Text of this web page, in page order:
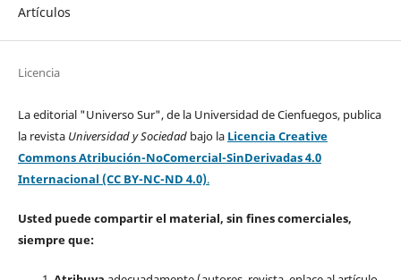
Artículos
Licencia
La editorial "Universo Sur", de la Universidad de Cienfuegos, publica
la revista Universidad y Sociedad bajo la Licencia Creative
Commons Atribución-NoComercial-SinDerivadas 4.0
Internacional (CC BY-NC-ND 4.0).
Usted puede compartir el material, sin fines comerciales,
siempre que: